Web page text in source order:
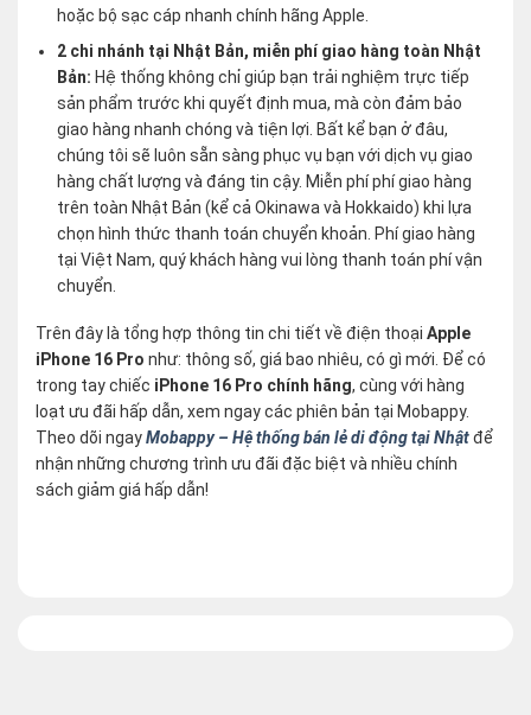
hoặc bộ sạc cáp nhanh chính hãng Apple.
2 chi nhánh tại Nhật Bản, miễn phí giao hàng toàn Nhật
Bản: Hệ thống không chỉ giúp bạn trải nghiệm trực tiếp
sản phẩm trước khi quyết định mua, mà còn đảm bảo
giao hàng nhanh chóng và tiện lợi. Bất kể bạn ở đâu,
chúng tôi sẽ luôn sẵn sàng phục vụ bạn với dịch vụ giao
hàng chất lượng và đáng tin cậy. Miễn phí phí giao hàng
trên toàn Nhật Bản (kể cả Okinawa và Hokkaido) khi lựa
chọn hình thức thanh toán chuyển khoản. Phí giao hàng
tại Việt Nam, quý khách hàng vui lòng thanh toán phí vận
chuyển.
Trên đây là tổng hợp thông tin chi tiết về điện thoại Apple
iPhone 16 Pro như: thông số, giá bao nhiêu, có gì mới. Để có
trong tay chiếc iPhone 16 Pro chính hãng, cùng với hàng
loạt ưu đãi hấp dẫn, xem ngay các phiên bản tại Mobappy.
Theo dõi ngayMobappy – Hệ thống bán lẻ di động tại Nhậtđể
nhận những chương trình ưu đãi đặc biệt và nhiều chính
sách giảm giá hấp dẫn!